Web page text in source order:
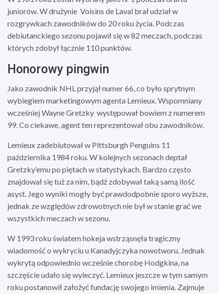
juniorów. W drużynie Voisins de Laval brał udział w
rozgrywkach zawodników do 20 roku życia. Podczas
debiutanckiego sezonu pojawił się w 82 meczach, podczas
których zdobył łącznie 110 punktów.
Honorowy pingwin
Jako zawodnik NHL przyjął numer 66, co było sprytnym
wybiegiem marketingowym agenta Lemieux. Wspomniany
wcześniej Wayne Gretzky występował bowiem z numerem
99. Co ciekawe, agent ten reprezentował obu zawodników.
Lemieux zadebiutował w Pittsburgh Penguins 11
października 1984 roku. W kolejnych sezonach deptał
Gretzky’emu po piętach w statystykach. Bardzo często
znajdował się tuż za nim, bądź zdobywał taką samą ilość
asyst. Jego wyniki mogły być prawdodpobnie sporo wyższe,
jednak ze względów zdrowotnych nie był w stanie grać we
wszystkich meczach w sezonu.
W 1993 roku światem hokeja wstrząsnęła tragiczny
wiadomość o wykryciu u Kanadyjczyka nowotworu. Jednak
wykrytą odpowiednio wcześnie chorobę Hodgkina, na
szczęście udało się wyleczyć. Lemieux jeszcze w tym samym
roku postanowił założyć fundację swojego imienia. Zajmuje